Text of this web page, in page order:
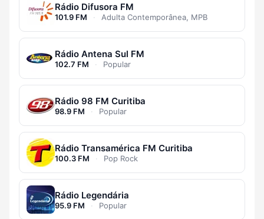
Rádio Difusora FM
101.9 FM · Adulta Contemporânea, MPB
Rádio Antena Sul FM
102.7 FM · Popular
Rádio 98 FM Curitiba
98.9 FM · Popular
Rádio Transamérica FM Curitiba
100.3 FM · Pop Rock
Rádio Legendária
95.9 FM · Popular